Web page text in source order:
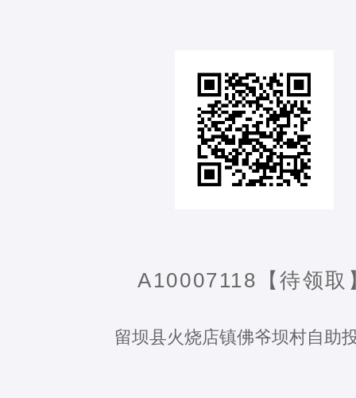
A10007118【待领取
留坝县火烧店镇佛爷坝村自助